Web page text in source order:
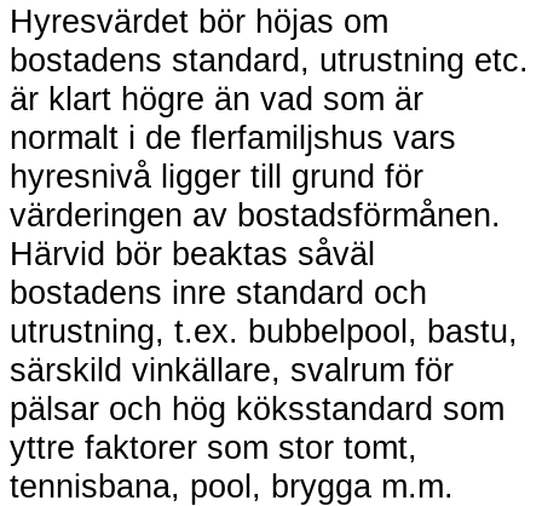
Hyresvärdet bör höjas om
bostadens standard, utrustning etc.
är klart högre än vad som är
normalt i de flerfamiljshus vars
hyresnivå ligger till grund för
värderingen av bostadsförmånen.
Härvid bör beaktas såväl
bostadens inre standard och
utrustning, t.ex. bubbelpool, bastu,
särskild vinkällare, svalrum för
pälsar och hög köksstandard som
yttre faktorer som stor tomt,
tennisbana, pool, brygga m.m.